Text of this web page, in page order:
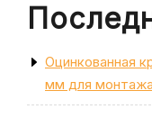
Оцинкованная
мм для